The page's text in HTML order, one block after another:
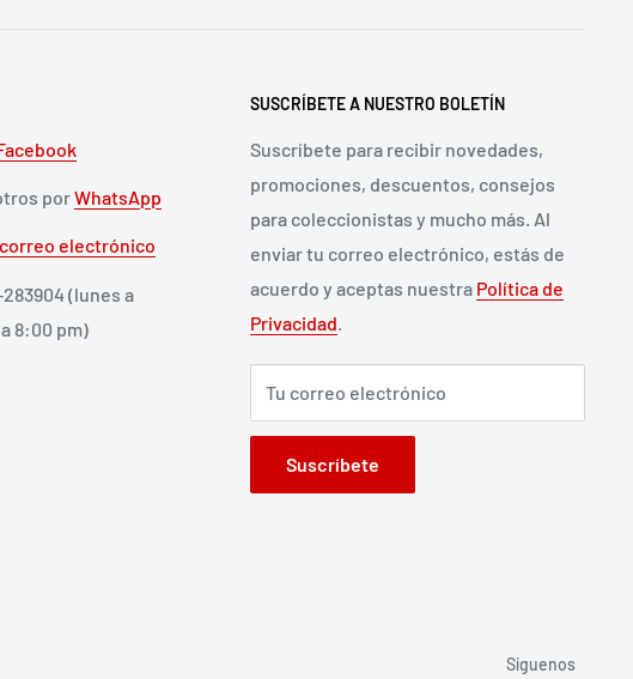
porWhatsApp
correo electrónico
(lunes a
8:00 pm)
SUSCRÍBETE A NUESTRO BOLETÍN
Suscríbete para recibir novedades,
promociones, descuentos, consejos
para coleccionistas y mucho más. Al
enviar tu correo electrónico, estás de
acuerdo y aceptas nuestra Política de
Privacidad.
Tu correo electrónico
Suscríbete
Síguenos